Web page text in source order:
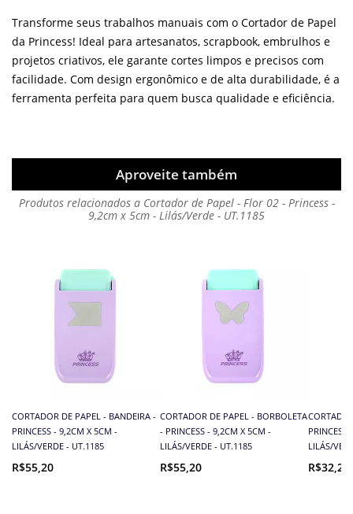
Transforme seus trabalhos manuais com o Cortador de Papel
da Princess! Ideal para artesanatos, scrapbook, embrulhos e
projetos criativos, ele garante cortes limpos e precisos com
facilidade. Com design ergonômico e de alta durabilidade, é a
ferramenta perfeita para quem busca qualidade e eficiência.
Aproveite também
Produtos relacionados a Cortador de Papel - Flor 02 - Princess -
9,2cm x 5cm - Lilás/Verde - UT.1185
CORTADOR DE PAPEL - BANDEIRA -
PRINCESS - 9,2CM X 5CM -
LILÁS/VERDE - UT.1185
R$55,20
CORTADOR DE PAPEL - BORBOLETA
- PRINCESS - 9,2CM X 5CM -
LILÁS/VERDE - UT.1185
R$55,20
LILÁS/
R$32,20